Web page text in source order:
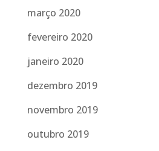
março 2020
fevereiro 2020
janeiro 2020
dezembro 2019
novembro 2019
outubro 2019